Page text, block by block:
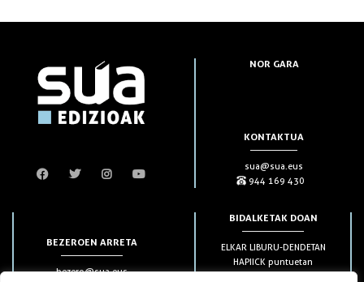
NOR GARA
KONTAKTUA
sua@sua.eus
944 169 430
BEZEROEN ARRETA
bezero@sua.eus
BIDALKETAK DOAN
ELKAR LIBURU-DENDETAN
HAPIICK puntuetan